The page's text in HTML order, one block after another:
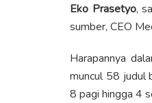
Eko Prasetyo,
sumber, CEO
Harapannya
muncul 58 judul
8 pagi hingga 4